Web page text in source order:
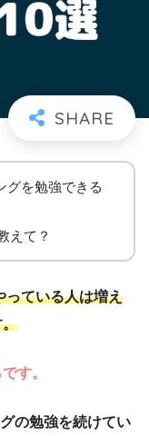
グを勉強できる
えて？
っている人は増え
。
す。
の勉強を続けてい